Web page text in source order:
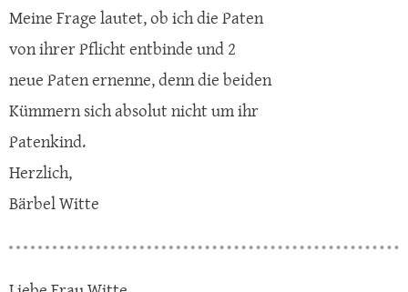
Meine Frage lautet, ob ich die Paten
von ihrer Pflicht entbinde und 2
neue Paten ernenne, denn die beiden
Kümmern sich absolut nicht um ihr
Patenkind.
Herzlich,
Bärbel Witte